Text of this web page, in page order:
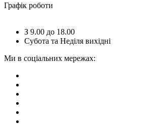
Графік роботи
З 9.00 до 18.00
Субота та Неділя вихідні
Ми в соціальних мережах: